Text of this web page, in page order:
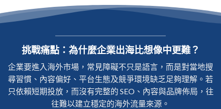
挑戰痛點：為什麼企業出海比想像中更難？
企業要進入海外市場，常見障礙不只是語言，而是對當地搜
尋習慣、內容偏好、平台生態及競爭環境缺乏足夠理解。若
只依賴短期投放，而沒有完整的 SEO、內容與品牌佈局，往
往難以建立穩定的海外流量來源。